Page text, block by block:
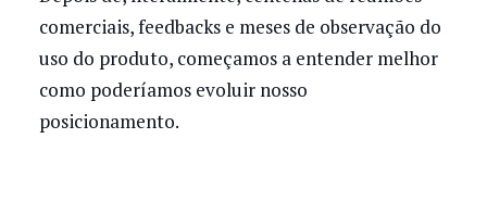
comerciais, feedbacks e meses de observação do
uso do produto, começamos a entender melhor
como poderíamos evoluir nosso
posicionamento.